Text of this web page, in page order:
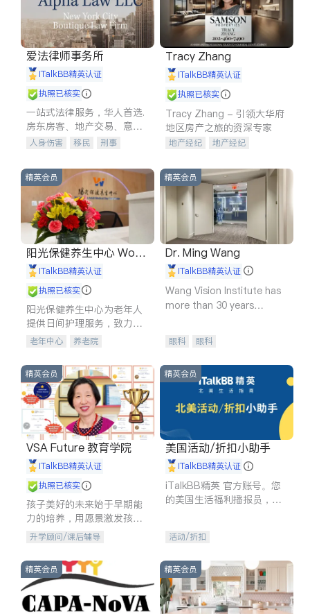
爱法律师事务所
iTalkBB精英认证
执照已核实
一站式法律服务，华人首选.
房东房客、地产交易、意外
伤害、车祸重伤、商业诉
建筑合同、刑事案件全包办
人身伤害 移民
刑事
信托/遗嘱
商业
商标注册
律师-其它 保释
Tracy Zhang
iTalkBB精英认证
执照已核实
Tracy Zhang - 引领大华府
地区房产之旅的资深专家
地产经纪
地产经纪
商铺租售
开发商建商
精英会员
阳光保健养生中心 World
shine
iTalkBB精英认证
执照已核实
阳光保健养生中心为老年人
提供日间护理服务，致力于
通过持续的护理创新来有效
老年中心 养老院
精英会员
Dr. Ming Wang
iTalkBB精英认证
Wang Vision Institute has
more than 30 years
眼科 眼科
精英会员
VSA Future 教育学院
iTalkBB精英认证
执照已核实
孩子美好的未来始于早期能
力的培养，用愿景激发孩子
的学习潜力和动力。理念：
石。
升学顾问/课后辅导
精英会员
美国活动/折扣小助手
iTalkBB精英认证
iTalkBB精英 官方账号。您
的美国生活福利播报员，精
专属福利。
活动/折扣
精英会员 精英会员